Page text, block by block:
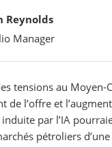
Reynolds
Manager
tensions au Moyen-
de l’offre et
par l’IA
pétroliers